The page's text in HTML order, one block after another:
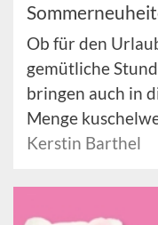
Ob für den
gemütliche
bringen auch in
Menge
Kerstin Barthel